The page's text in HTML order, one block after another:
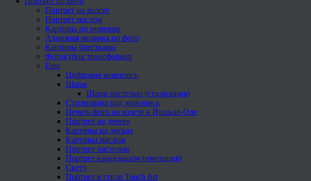
Портрет на холсте
Портрет маслом
Картины по номерам
Алмазная мозаика по фото
Картины блестками
Фотокубик трансформер
Еще
Цифровая живопись
Шарж
Шарж пастелью (стилизация)
Стилизация под живопись
Печать фото на холсте в Йошкар-Оле
Портрет на дереве
Картины на досках
Картины маслом
Портрет пастелью
Портрет карандашом (имитация)
Скетч
Портрет в стиле Touch Art